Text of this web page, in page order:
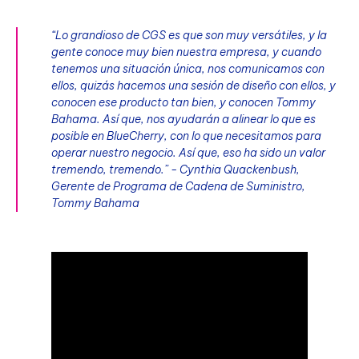
“Lo grandioso de CGS es que son muy versátiles, y la
gente conoce muy bien nuestra empresa, y cuando
tenemos una situación única, nos comunicamos con
ellos, quizás hacemos una sesión de diseño con ellos, y
conocen ese producto tan bien, y conocen Tommy
Bahama. Así que, nos ayudarán a alinear lo que es
posible en BlueCherry, con lo que necesitamos para
operar nuestro negocio. Así que, eso ha sido un valor
tremendo, tremendo.” - Cynthia Quackenbush,
Gerente de Programa de Cadena de Suministro,
Tommy Bahama